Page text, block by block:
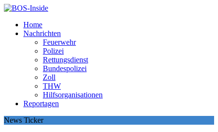
Home
Nachrichten
Feuerwehr
Polizei
Rettungsdienst
Bundespolizei
Zoll
THW
Hilfsorganisationen
Reportagen
News Ticker